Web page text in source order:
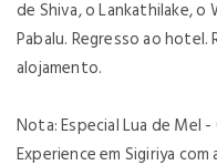
de Shiva, o Lankathilake, o
Pabalu. Regresso ao
alojamento.
Nota: Especial Lua de Mel
Experience em Sigiriya